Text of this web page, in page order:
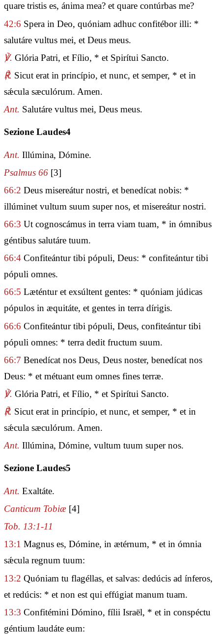
quare tristis es, ánima mea? et quare contúrbas me?
42:6 Spera in Deo, quóniam adhuc confitébor illi: *
salutáre vultus mei, et Deus meus.
℣. Glória Patri, et Fílio, * et Spirítui Sancto.
℟. Sicut erat in princípio, et nunc, et semper, * et in
sǽcula sæculórum. Amen.
Ant. Salutáre vultus mei, Deus meus.
Sezione Laudes4
Ant. Illúmina, Dómine.
Psalmus 66 [3]
66:2 Deus misereátur nostri, et benedícat nobis: *
illúminet vultum suum super nos, et misereátur nostri.
66:3 Ut cognoscámus in terra viam tuam, * in ómnibus
géntibus salutáre tuum.
66:4 Confiteántur tibi pópuli, Deus: * confiteántur tibi
pópuli omnes.
66:5 Læténtur et exsúltent gentes: * quóniam júdicas
pópulos in æquitáte, et gentes in terra dírigis.
66:6 Confiteántur tibi pópuli, Deus, confiteántur tibi
pópuli omnes: * terra dedit fructum suum.
66:7 Benedícat nos Deus, Deus noster, benedícat nos
Deus: * et métuant eum omnes fines terræ.
℣. Glória Patri, et Fílio, * et Spirítui Sancto.
℟. Sicut erat in princípio, et nunc, et semper, * et in
sǽcula sæculórum. Amen.
Ant. Illúmina, Dómine, vultum tuum super nos.
Sezione Laudes5
Ant. Exaltáte.
Canticum Tobiæ [4]
Tob. 13:1-11
13:1 Magnus es, Dómine, in ætérnum, * et in ómnia
sǽcula regnum tuum:
13:2 Quóniam tu flagéllas, et salvas: dedúcis ad ínferos,
et redúcis: * et non est qui effúgiat manum tuam.
13:3 Confitémini Dómino, fílii Israël, * et in conspéctu
géntium laudáte eum: